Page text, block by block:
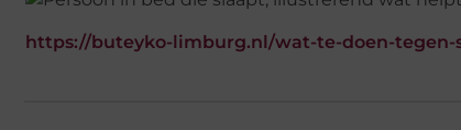
https://buteyko-limburg.nl/wat-te-doen-tegen-